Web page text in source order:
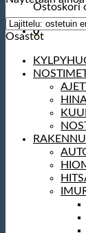
Ostoskori
0
Osastot